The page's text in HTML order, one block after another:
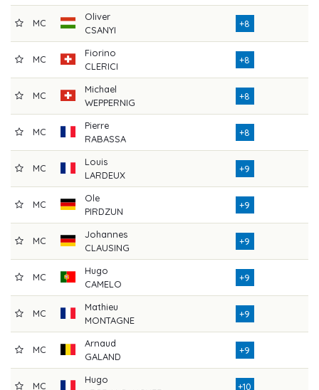
MC
Oliver
CSANYI
+8
MC
Fiorino
CLERICI
+8
MC
Michael
WEPPERNIG
+8
MC
Pierre
RABASSA
+8
MC
Louis
LARDEUX
+9
MC
Ole
PIRDZUN
+9
MC
Johannes
CLAUSING
+9
MC
Hugo
CAMELO
+9
MC
Mathieu
MONTAGNE
+9
MC
Arnaud
GALAND
+9
MC
Hugo
+10